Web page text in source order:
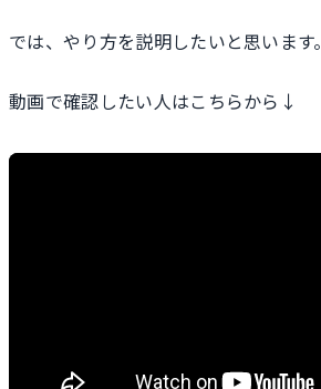
では、やり方を説明したいと思います。
動画で確認したい人はこちらから↓